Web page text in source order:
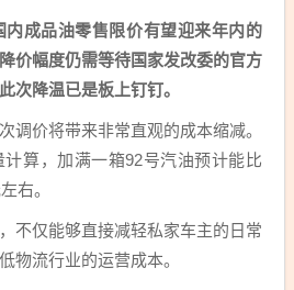
内成品油零售限价有望迎来年内的
价幅度仍需等待国家发改委的官方
次降温已是板上钉钉。
调价将带来非常直观的成本缩减。
算，加满一箱92号汽油预计能比
右。
不仅能够直接减轻私家车主的日常
物流行业的运营成本。